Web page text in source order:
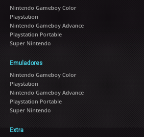
Nintendo Gameboy Color
Playstation
Nintendo Gameboy Advance
Playstation Portable
Super Nintendo
Emuladores
Nintendo Gameboy Color
Playstation
Nintendo Gameboy Advance
Playstation Portable
Super Nintendo
Extra